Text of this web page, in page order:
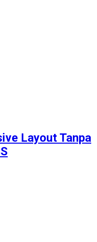
Layout Tanpa